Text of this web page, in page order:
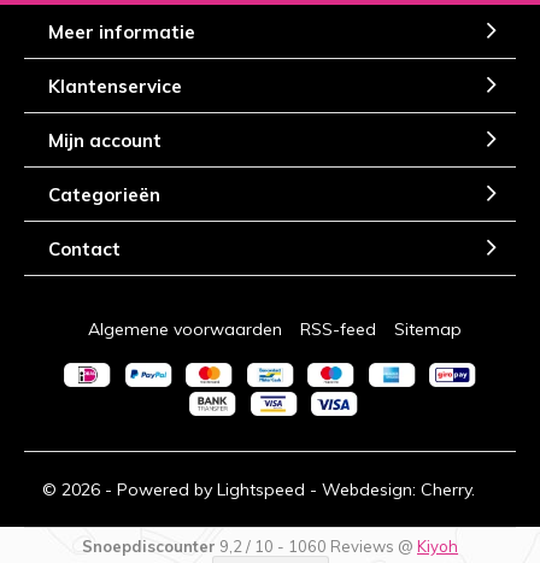
Meer informatie
Klantenservice
Mijn account
Categorieën
Contact
© 2026 - Powered by Lightspeed - Webdesign: Cherry.
Algemene voorwaarden RSS-feed Sitemap
Snoepdiscounter 9,2 / 10 - 1060 Reviews @ Kiyoh